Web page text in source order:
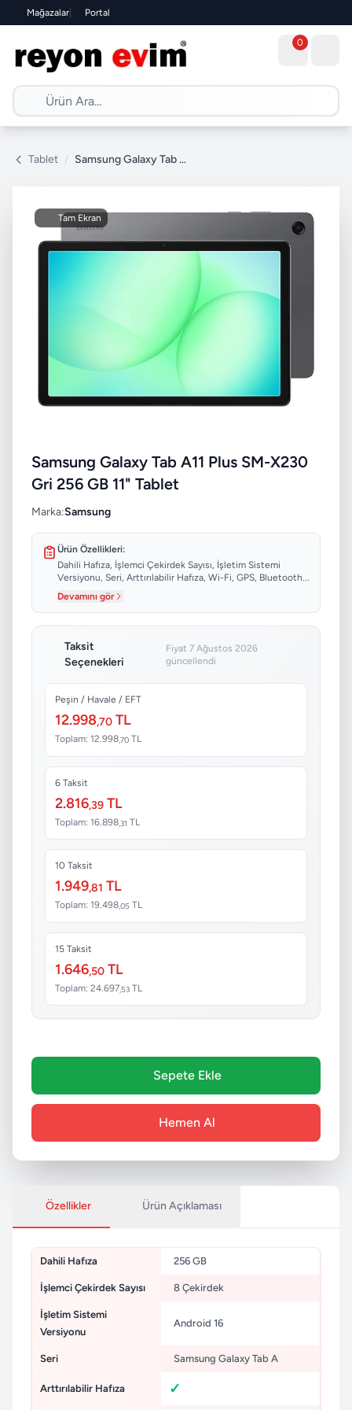
Mağazalar| Portal
0
Tablet / Samsung Galaxy Tab A11 Plus SM-X230 Gri 256 GB 11" Tablet
Tam Ekran
Samsung Galaxy Tab A11 Plus SM-X230
Gri 256 GB 11" Tablet
Marka:Samsung
Ürün Özellikleri:
Dahili Hafıza, İşlemci Çekirdek Sayısı, İşletim Sistemi
Versiyonu, Seri, Arttırılabilir Hafıza, Wi-Fi, GPS, Bluetooth...
Devamını gör
Taksit
Seçenekleri
Fiyat 7 Ağustos 2026
güncellendi
Peşin / Havale / EFT
12.998,70 TL
Toplam: 12.998,70 TL
6 Taksit
2.816,39 TL
Toplam: 16.898 ,31 TL
10 Taksit
1.949,81 TL
Toplam: 19.498,05 TL
15 Taksit
1.646,50 TL
Toplam: 24.697 ,53 TL
Sepete Ekle
Hemen Al
Özellikler Ürün Açıklaması
Dahili Hafıza 256 GB
İşlemci Çekirdek Sayısı 8 Çekirdek
İşletim Sistemi
Versiyonu
Android 16
Seri Samsung Galaxy Tab A
Arttırılabilir Hafıza